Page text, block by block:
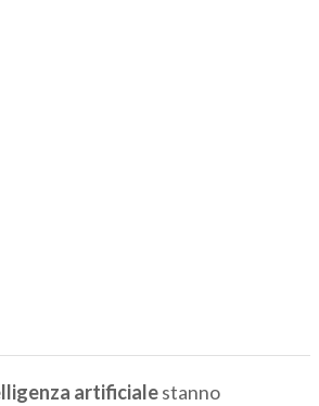
artificialestanno